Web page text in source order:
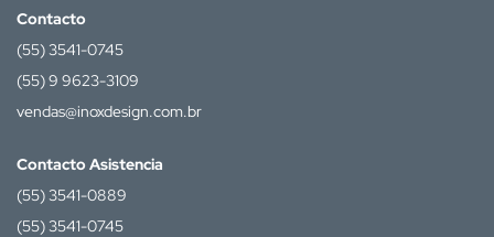
Contacto
(55) 3541-0745
(55) 9 9623-3109
vendas@inoxdesign.com.br
Contacto Asistencia
(55) 3541-0889
(55) 3541-0745